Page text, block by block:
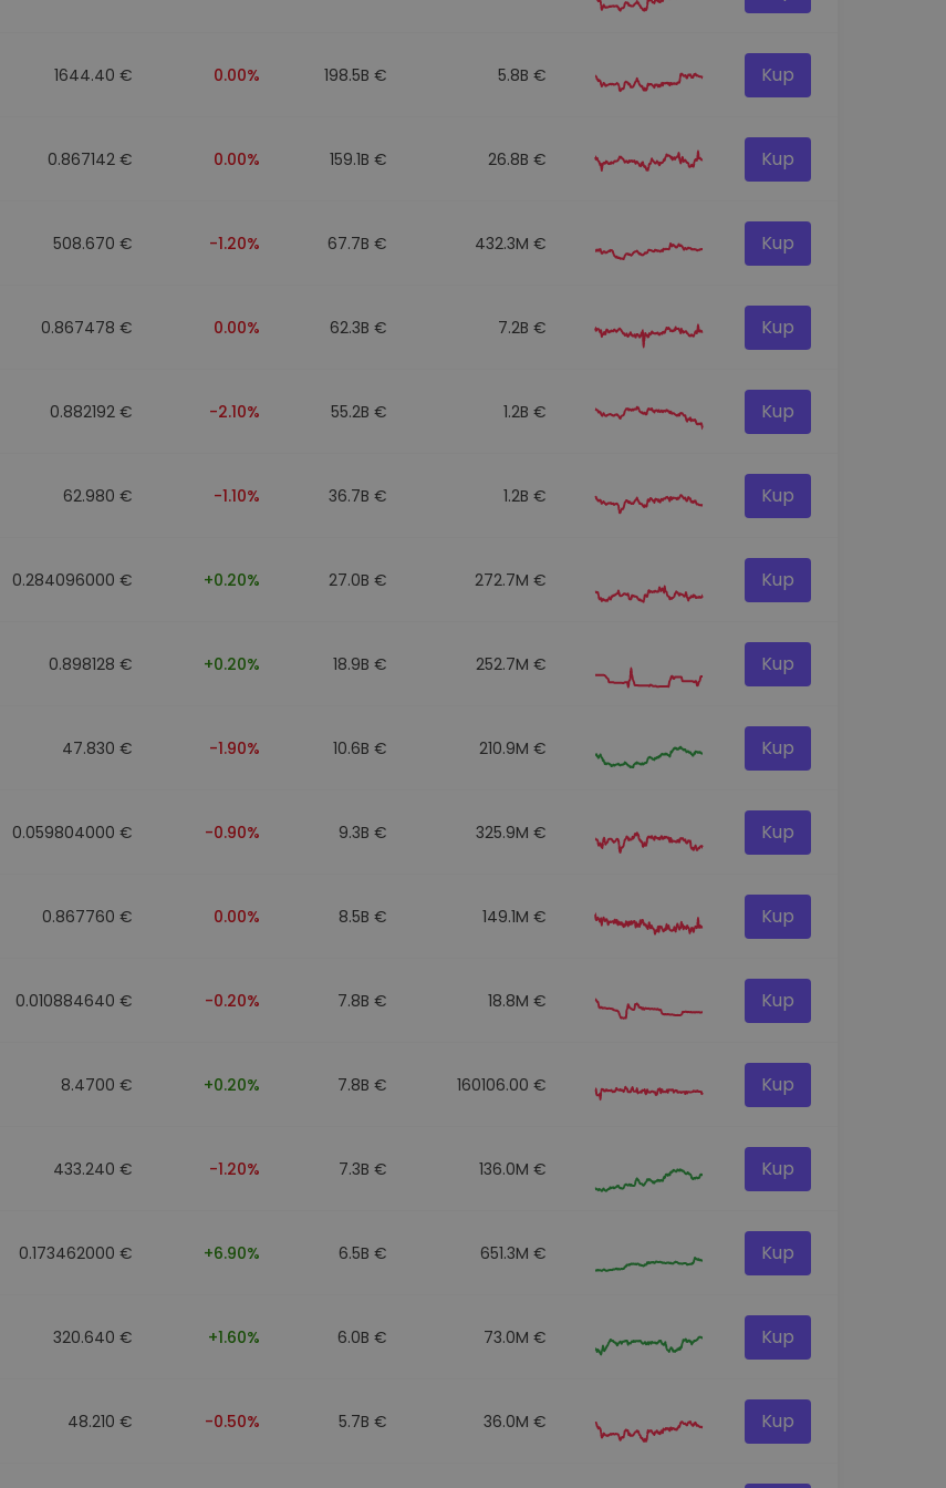
1644.40 € 0.00% 198.5B € 5.8B € Kup
0.867142 € 0.00% 159.1B € 26.8B € Kup
508.670 € -1.20% 67.7B € 432.3M € Kup
0.867478 € 0.00% 62.3B € 7.2B € Kup
0.882192 € -2.10% 55.2B € 1.2B € Kup
62.980 € -1.10% 36.7B € 1.2B € Kup
0.284096000 € +0.20% 27.0B € 272.7M € Kup
0.898128 € +0.20% 18.9B € 252.7M € Kup
47.830 € -1.90% 10.6B € 210.9M € Kup
0.059804000 € -0.90% 9.3B € 325.9M € Kup
0.867760 € 0.00% 8.5B € 149.1M € Kup
0.010884640 € -0.20% 7.8B € 18.8M € Kup
8.4700 € +0.20% 7.8B € 160106.00 € Kup
433.240 € -1.20% 7.3B € 136.0M € Kup
0.173462000 € +6.90% 6.5B € 651.3M € Kup
320.640 € +1.60% 6.0B € 73.0M € Kup
48.210 € -0.50% 5.7B € 36.0M € Kup